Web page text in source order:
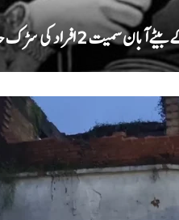
2 افراد کی سڑک حادثے میں موت